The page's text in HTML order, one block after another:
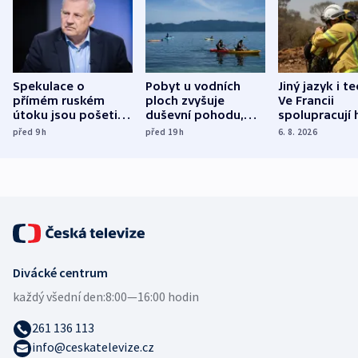
Spekulace o
přímém ruském
útoku jsou pošetilé,
míní estonský
před 9h
Pobyt u vodních
ploch zvyšuje
duševní pohodu,
ukázala
před 19h
Jiný jazyk i
Ve Francii
spolupracují
různých zemí
6. 8. 2026
Divácké centrum
každý všední den:8:00—16:00 hodin
261 136 113
info@ceskatelevize.cz